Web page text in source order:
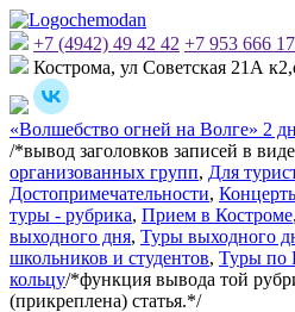
+7 (4942) 49 42 42 +7 953 666
Кострома, ул Советская 21А
«Волшебство огней на Волге» 2
/*вывод заголовков записей в
организованных групп, Для
Достопримечательности,
туры - рубрика, Прием в Костроме,
выходного дня, Туры выходного
школьников и студентов, Туры по
кольцу/*функция вывода той
(прикреплена) статья.*/